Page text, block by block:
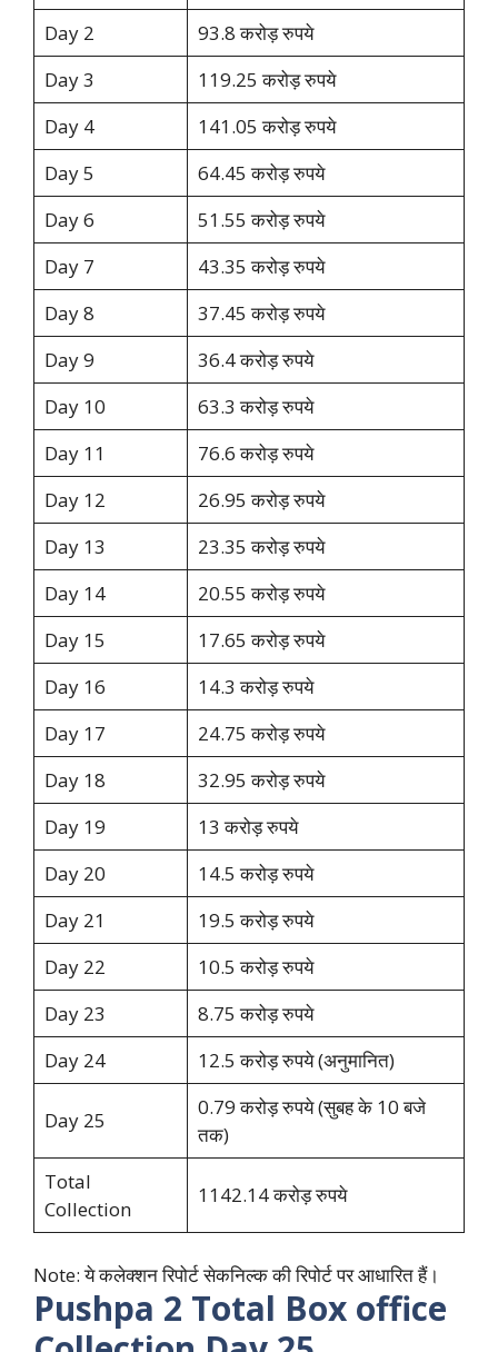
Day 2
93.8 करोड़ रुपये
Day 3
119.25 करोड़ रुपये
Day 4
141.05 करोड़ रुपये
Day 5
64.45 करोड़ रुपये
Day 6
51.55 करोड़ रुपये
Day 7
43.35 करोड़ रुपये
Day 8
37.45 करोड़ रुपये
Day 9
36.4 करोड़ रुपये
Day 10
63.3 करोड़ रुपये
Day 11
76.6 करोड़ रुपये
Day 12
26.95 करोड़ रुपये
Day 13
23.35 करोड़ रुपये
Day 14
20.55 करोड़ रुपये
Day 15
17.65 करोड़ रुपये
Day 16
14.3 करोड़ रुपये
Day 17
24.75 करोड़ रुपये
Day 18
32.95 करोड़ रुपये
Day 19
13 करोड़ रुपये
Day 20
14.5 करोड़ रुपये
Day 21
19.5 करोड़ रुपये
Day 22
10.5 करोड़ रुपये
Day 23
8.75 करोड़ रुपये
Day 24
12.5 करोड़ रुपये (अनुमानित)
Day 25
0.79 करोड़ रुपये (सुबह के 10 बजे
तक)
Total
Collection
1142.14 करोड़ रुपये
Note: ये कलेक्शन रिपोर्ट सेकनिल्क की रिपोर्ट पर आधारित हैं।
Pushpa 2 Total Box office